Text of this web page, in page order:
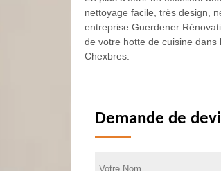
nettoyage facile, très design,
entreprise Guerdener
de votre hotte de cuisine
Chexbres.
Demande de